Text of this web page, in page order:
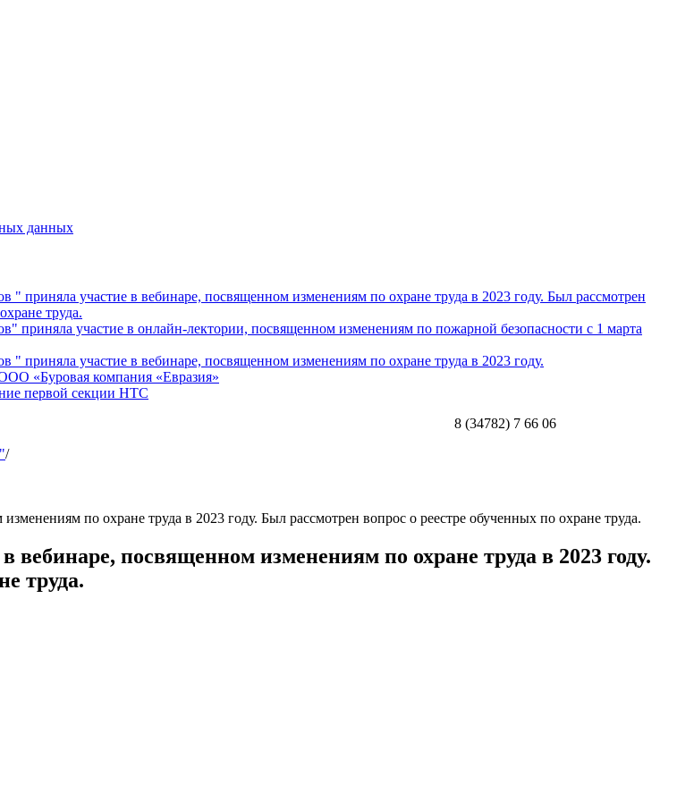
данных
участие в вебинаре, посвященном изменениям по охране труда в 2023 году. Был рассмотрен
труда.
участие в онлайн-лектории, посвященном изменениям по пожарной безопасности с 1 марта
участие в вебинаре, посвященном изменениям по охране труда в 2023 году.
«Буровая компания «Евразия»
первой секции НТС
8 (34782) 7 66 06
/
по охране труда в 2023 году. Был рассмотрен вопрос о реестре обученных по охране труда.
посвященном изменениям по охране труда в 2023 году.
труда.